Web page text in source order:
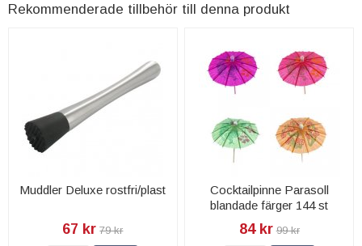
Rekommenderade tillbehör till denna produkt
Muddler Deluxe rostfri/plast
67 kr 79 kr
Cocktailpinne Parasoll
blandade färger 144 st
84 kr 99 kr